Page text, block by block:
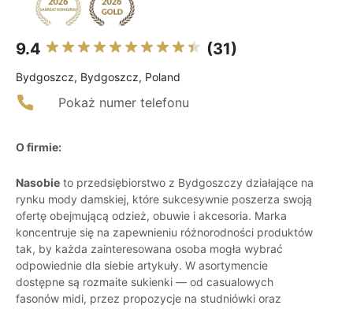
9.4 (31)
Bydgoszcz, Bydgoszcz, Poland
Pokaż numer telefonu
O firmie:
Nasobie to przedsiębiorstwo z Bydgoszczy działające na
rynku mody damskiej, które sukcesywnie poszerza swoją
ofertę obejmującą odzież, obuwie i akcesoria. Marka
koncentruje się na zapewnieniu różnorodności produktów
tak, by każda zainteresowana osoba mogła wybrać
odpowiednie dla siebie artykuły. W asortymencie
dostępne są rozmaite sukienki — od casualowych
fasonów midi, przez propozycje na studniówki oraz